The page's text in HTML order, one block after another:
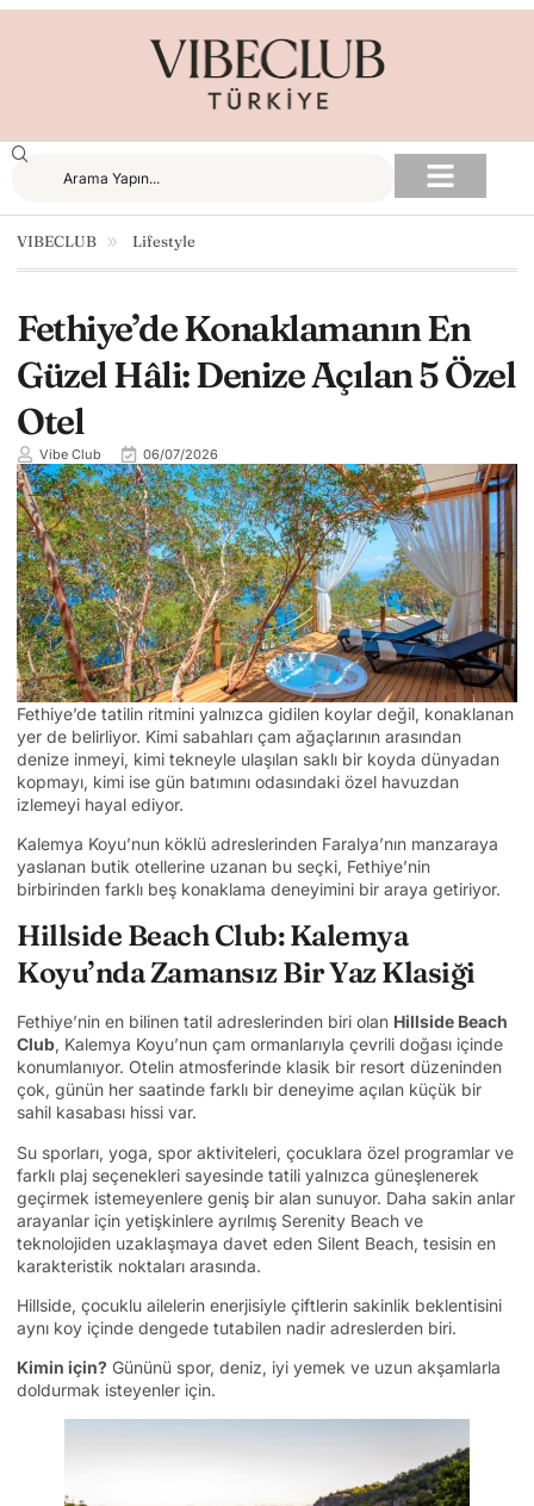
VIBECLUB Lifestyle
Fethiye’de Konaklamanın En
Güzel Hâli: Denize Açılan 5 Özel
Otel
Vibe Club 06/07/2026
Fethiye’de tatilin ritmini yalnızca gidilen koylar değil, konaklanan
yer de belirliyor. Kimi sabahları çam ağaçlarının arasından
denize inmeyi, kimi tekneyle ulaşılan saklı bir koyda dünyadan
kopmayı, kimi ise gün batımını odasındaki özel havuzdan
izlemeyi hayal ediyor.
Kalemya Koyu’nun köklü adreslerinden Faralya’nın manzaraya
yaslanan butik otellerine uzanan bu seçki, Fethiye’nin
birbirinden farklı beş konaklama deneyimini bir araya getiriyor.
Hillside Beach Club: Kalemya
Koyu’nda Zamansız Bir Yaz Klasiği
Fethiye’nin en bilinen tatil adreslerinden biri olan Hillside Beach
Club, Kalemya Koyu’nun çam ormanlarıyla çevrili doğası içinde
konumlanıyor. Otelin atmosferinde klasik bir resort düzeninden
çok, günün her saatinde farklı bir deneyime açılan küçük bir
sahil kasabası hissi var.
Su sporları, yoga, spor aktiviteleri, çocuklara özel programlar ve
farklı plaj seçenekleri sayesinde tatili yalnızca güneşlenerek
geçirmek istemeyenlere geniş bir alan sunuyor. Daha sakin anlar
arayanlar için yetişkinlere ayrılmış Serenity Beach ve
teknolojiden uzaklaşmaya davet eden Silent Beach, tesisin en
karakteristik noktaları arasında.
Hillside, çocuklu ailelerin enerjisiyle çiftlerin sakinlik beklentisini
aynı koy içinde dengede tutabilen nadir adreslerden biri.
Kimin için? Gününü spor, deniz, iyi yemek ve uzun akşamlarla
doldurmak isteyenler için.